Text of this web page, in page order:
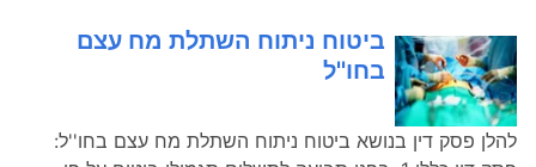
ביטוח ניתוח השתלת מח עצם
בחו''ל
להלן פסק דין בנושא ביטוח ניתוח השתלת מח עצם בחו''ל: